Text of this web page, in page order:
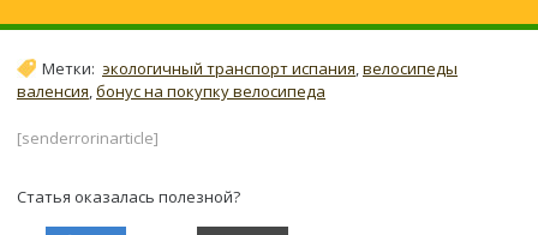
Метки: экологичный транспорт испания,велосипеды
валенсия,бонус на покупку велосипеда
[senderrorinarticle]
Статья оказалась полезной?